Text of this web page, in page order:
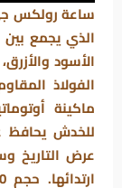
ساعة رولكس جي
الذي يجمع بين
الأسود
الفولاذ
ماكينة
للخدش يحافظ
عرض التاريخ